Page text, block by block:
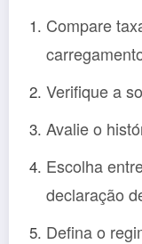
Compare
Verifique a
Avalie o
Escolha
declaração
Defina o